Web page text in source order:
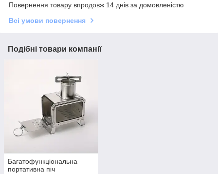
Повернення товару впродовж 14 днів за домовленістю
Всі умови повернення
Подібні товари компанії
Багатофункціональна
портативна піч